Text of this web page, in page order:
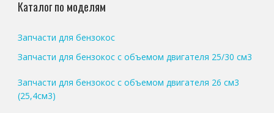
Каталог по моделям
Запчасти для бензокос
Запчасти для бензокос с объемом двигателя 25/30 см3
Запчасти для бензокос с объемом двигателя 26 см3
(25,4см3)